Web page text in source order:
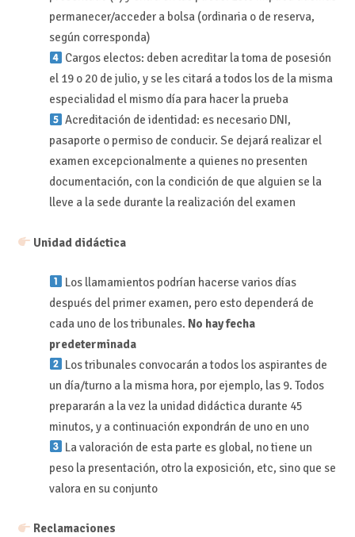
permanecer/acceder a bolsa (ordinaria o de reserva,
según corresponda)
Cargos electos: deben acreditar la toma de posesión
el 19 o 20 de julio, y se les citará a todos los de la misma
especialidad el mismo día para hacer la prueba
Acreditación de identidad: es necesario DNI,
pasaporte o permiso de conducir. Se dejará realizar el
examen excepcionalmente a quienes no presenten
documentación, con la condición de que alguien se la
lleve a la sede durante la realización del examen
Unidad didáctica
Los llamamientos podrían hacerse varios días
después del primer examen, pero esto dependerá de
cada uno de los tribunales. No hay fecha
predeterminada
Los tribunales convocarán a todos los aspirantes de
un día/turno a la misma hora, por ejemplo, las 9. Todos
prepararán a la vez la unidad didáctica durante 45
minutos, y a continuación expondrán de uno en uno
La valoración de esta parte es global, no tiene un
peso la presentación, otro la exposición, etc, sino que se
valora en su conjunto
Reclamaciones